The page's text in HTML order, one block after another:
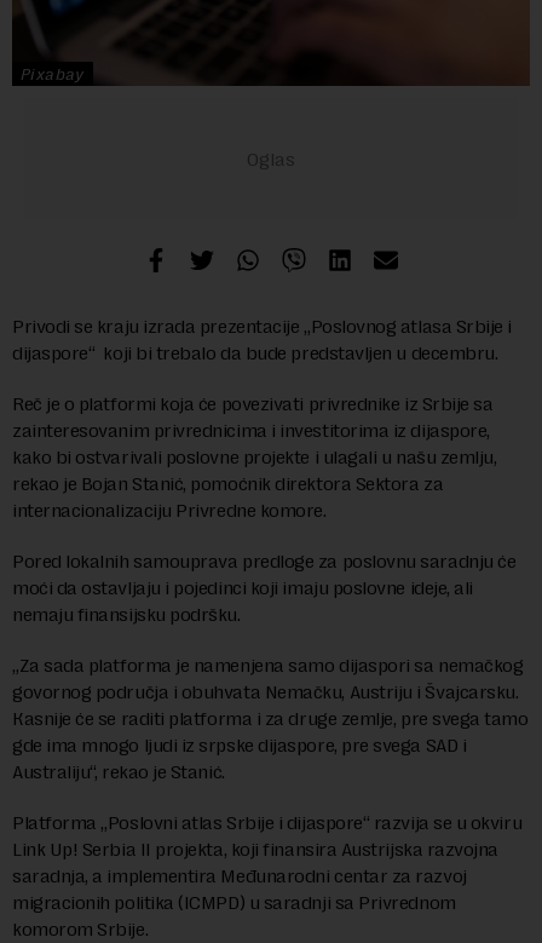
Pixabay
Privodi se kraju izrada prezentacije „Poslovnog atlasa Srbije i
dijaspore“ koji bi trebalo da bude predstavljen u decembru.
Reč je o platformi koja će povezivati privrednike iz Srbije sa
zainteresovanim privrednicima i investitorima iz dijaspore,
kako bi ostvarivali poslovne projekte i ulagali u našu zemlju,
rekao je Bojan Stanić, pomoćnik direktora Sektora za
internacionalizaciju Privredne komore.
Pored lokalnih samouprava predloge za poslovnu saradnju će
moći da ostavljaju i pojedinci koji imaju poslovne ideje, ali
nemaju finansijsku podršku.
„Za sada platforma je namenjena samo dijaspori sa nemačkog
govornog područja i obuhvata Nemačku, Austriju i Švajcarsku.
Кasnije će se raditi platforma i za druge zemlje, pre svega tamo
gde ima mnogo ljudi iz srpske dijaspore, pre svega SAD i
Australiju“, rekao je Stanić.
Platforma „Poslovni atlas Srbije i dijaspore“ razvija se u okviru
Link Up! Serbia II projekta, koji finansira Austrijska razvojna
saradnja, a implementira Međunarodni centar za razvoj
migracionih politika (ICMPD) u saradnji sa Privrednom
komorom Srbije.